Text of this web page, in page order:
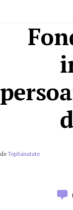
de TopSanatate